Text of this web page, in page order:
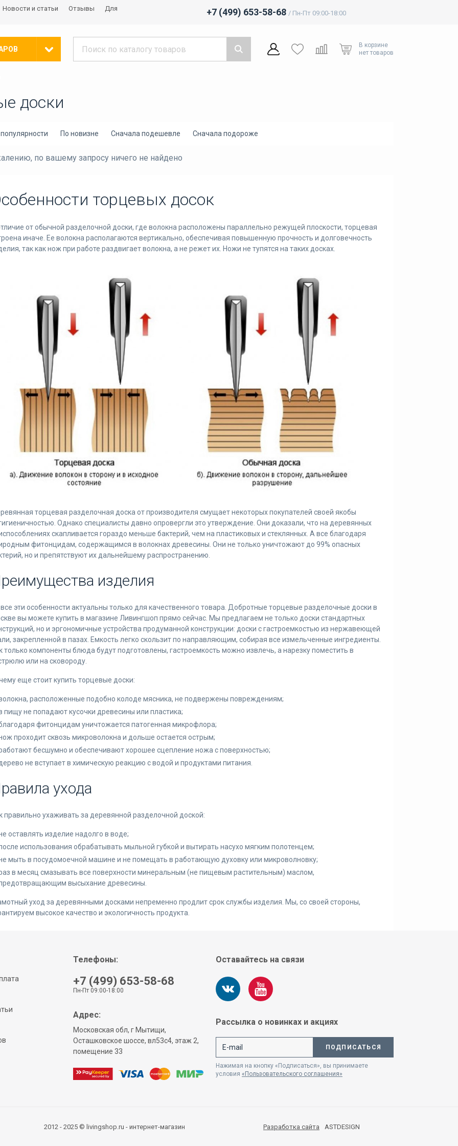
Новости и статьи Отзывы
Для
+7 (499) 653-58-68 / Пн-Пт 09:00-18:00
В корзине
нет товаров
доски
По новизне Сначала подешевле Сначала подороже
по вашему запросу ничего не найдено
торцевых досок
от обычной разделочной доски, где волокна расположены параллельно режущей плоскости, торцевая
иначе. Ее волокна располагаются вертикально, обеспечивая повышенную прочность и долговечность
так как нож при работе раздвигает волокна, а не режет их. Ножи не тупятся на таких досках.
торцевая разделочная доска от производителя смущает некоторых покупателей своей якобы
Однако специалисты давно опровергли это утверждение. Они доказали, что на деревянных
скапливается гораздо меньше бактерий, чем на пластиковых и стеклянных. А все благодаря
фитонцидам, содержащимся в волокнах древесины. Они не только уничтожают до 99% опасных
но и препятствуют их дальнейшему распространению.
изделия
эти особенности актуальны только для качественного товара. Добротные торцевые разделочные доски в
вы можете купить в магазине Ливингшоп прямо сейчас. Мы предлагаем не только доски стандартных
но и эргономичные устройства продуманной конструкции: доски с гастроемкостью из нержавеющей
закрепленной в пазах. Емкость легко скользит по направляющим, собирая все измельченные ингредиенты.
только компоненты блюда будут подготовлены, гастроемкость можно извлечь, а нарезку поместить в
или на сковороду.
еще стоит купить торцевые доски:
расположенные подобно колоде мясника, не подвержены повреждениям;
пищу не попадают кусочки древесины или пластика;
фитонцидам уничтожается патогенная микрофлора;
проходит сквозь микроволокна и дольше остается острым;
бесшумно и обеспечивают хорошее сцепление ножа с поверхностью;
не вступает в химическую реакцию с водой и продуктами питания.
ухода
правильно ухаживать за деревянной разделочной доской:
оставлять изделие надолго в воде;
использования обрабатывать мыльной губкой и вытирать насухо мягким полотенцем;
мыть в посудомоечной машине и не помещать в работающую духовку или микроволновку;
в месяц смазывать все поверхности минеральным (не пищевым растительным) маслом,
высыхание древесины.
уход за деревянными досками непременно продлит срок службы изделия. Мы, со своей стороны,
высокое качество и экологичность продукта.
Телефоны:
+7 (499) 653-58-68
Пн-Пт 09:00-18:00
Адрес:
Московская обл, г Мытищи,
Осташковское шоссе, вл53с4, этаж 2,
помещение 33
Оставайтесь на связи
Рассылка о новинках и акциях
ПОДПИСАТЬСЯ
Нажимая на кнопку «Подписаться», вы принимаете
условия «Пользовательского соглашения»
2012 - 2025 © livingshop.ru - интернет-магазин Разработка сайта ASTDESIGN